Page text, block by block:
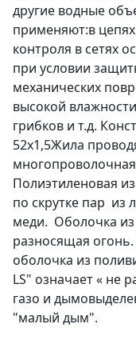
другие водные
применяют:в
контроля в сетях
при условии
механических
высокой
грибков и т.д.
52х1,5Жила
Полиэтиленовая
по скрутке пар из
меди. Оболочка
разносящая
оболочка из
LS" означает « не
газо и
"малый дым".